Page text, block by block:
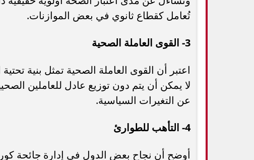
تُعامل كقطاع ثانوي في بعض الموازنات.
3- القوى العاملة الصحية
اعتبر أن القوى العاملة الصحية تمثل بنية
لا يمكن أن يتم دون توزيع عادل للعاملين
عن التغيرات السياسية.
4- التأهب للطوارئ
أوضح أن نجاح بعض الدول في إدارة جائحة